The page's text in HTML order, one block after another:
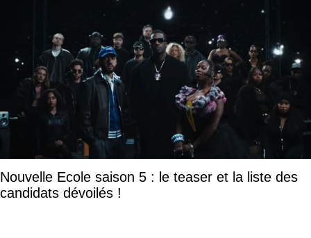
Nouvelle Ecole saison 5 : le teaser et la liste des
candidats dévoilés !